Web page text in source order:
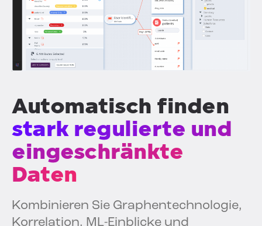
Automatisch finden
stark regulierte und
eingeschränkte
Daten
Kombinieren Sie Graphentechnologie,
Korrelation, ML-Einblicke und